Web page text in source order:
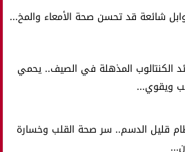
الكنتالوب المذهلة في الصيف.. يحمي
ويقوي...
قليل الدسم.. سر صحة القلب وخسارة